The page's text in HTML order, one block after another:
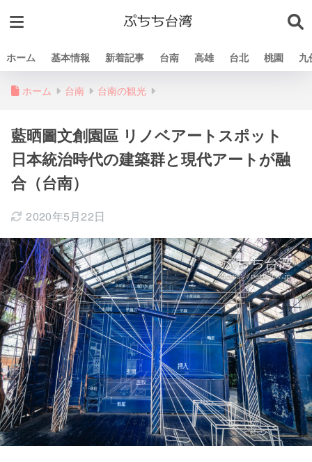
ホーム 基本情報 新着記事 台南 高雄 台北 桃園 九
ホーム 台南 台南の観光
藍晒圖文創園區 リノベアートスポット
日本統治時代の建築群と現代アートが融
合（台南）
2020年5月22日